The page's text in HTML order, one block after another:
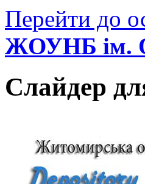
Перейти до
ЖОУНБ ім.
Слайдер